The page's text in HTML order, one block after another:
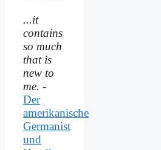
...it
contains
so much
that is
new to
me. -
Der
amerikanische
Germanist
und